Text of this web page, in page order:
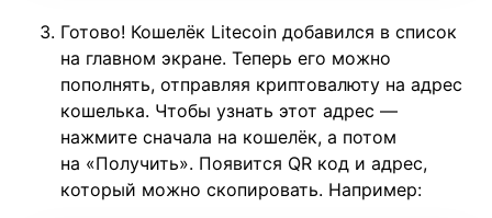
Готово! Кошелёк Litecoin добавился в список
на главном экране. Теперь его можно
пополнять, отправляя криптовалюту на адрес
кошелька. Чтобы узнать этот адрес —
нажмите сначала на кошелёк, а потом
на «Получить». Появится QR код и адрес,
который можно скопировать. Например: